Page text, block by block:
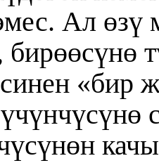
Ал өзү
бирөөсүнө
«бир